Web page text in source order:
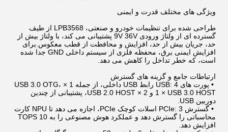
ویژگی های مختلف قدرت و ایمنی
طراحی شده برای تنظیمات خودرو و صنعتی، LPB3568 از طیف
گسترده ای از ولتاژ ورودی 9V 36V پشتیبانی می کند، با ولتاژ بیش از
حد، جریان بیش از حد، افزایش و محافظت از قطب معکوس.برای
افزایش ایمنی برق، محفظه فلزی از سیستم داخلی GND جدا شده
است، که خطر تداخل را کاهش می دهد.
ارتباطات جامع و گزینه های گسترش
•
پورت های USB: 4 رابط USB داخلی، از جمله 1 × USB 3.0 OTG،
1 × USB 3.0 HOST و 2 × USB 2.0 HOST، پشتیبانی از چندین
دوربین USB.
•
گسترش PCIe: 3 اسلات کوچک PCIe، اجازه می دهد تا NPU کارت
محاسباتی را گسترش دهد و عملکرد هوش مصنوعی را به 10 TOPS
افزایش دهد.